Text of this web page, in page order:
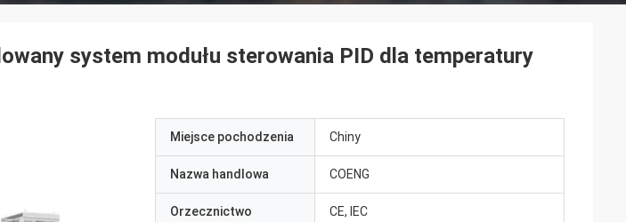
system modułu sterowania PID dla temperatury
Miejsce pochodzenia Chiny
Nazwa handlowa COENG
Orzecznictwo CE, IEC